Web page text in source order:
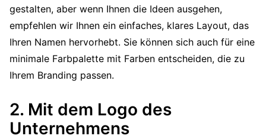
gestalten, aber wenn Ihnen die Ideen ausgehen,
empfehlen wir Ihnen ein einfaches, klares Layout, das
Ihren Namen hervorhebt. Sie können sich auch für eine
minimale Farbpalette mit Farben entscheiden, die zu
Ihrem Branding passen.
2. Mit dem Logo des
Unternehmens